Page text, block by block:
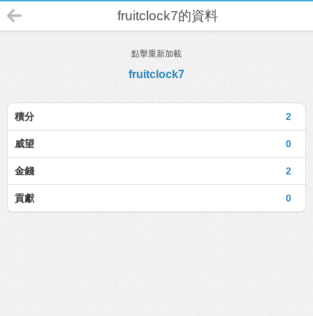
fruitclock7的資料
點擊重新加載
fruitclock7
2
積分
0
威望
2
金錢
0
貢獻